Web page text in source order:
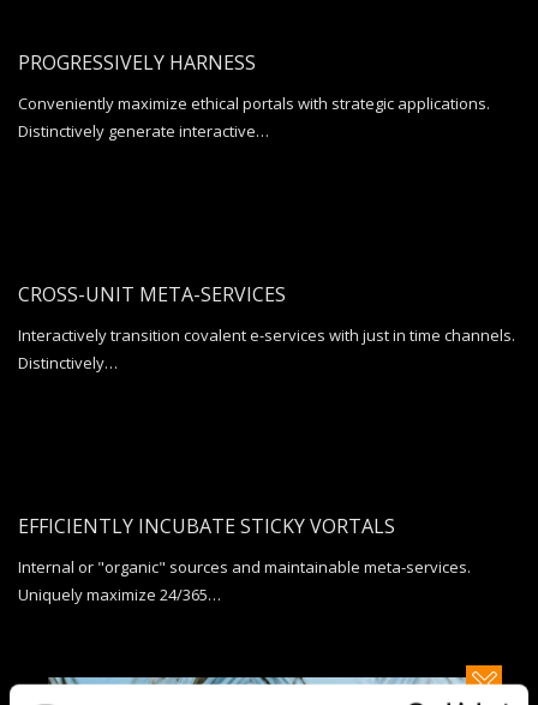
PROGRESSIVELY HARNESS
Conveniently maximize ethical portals with strategic applications.
Distinctively generate interactive…
CROSS-UNIT META-SERVICES
Interactively transition covalent e-services with just in time channels.
Distinctively…
EFFICIENTLY INCUBATE STICKY VORTALS
Internal or "organic" sources and maintainable meta-services.
Uniquely maximize 24/365…